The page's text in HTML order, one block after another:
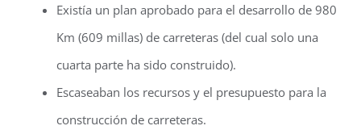
Existía un plan aprobado para el desarrollo de 980
Km (609 millas) de carreteras (del cual solo una
cuarta parte ha sido construido).
Escaseaban los recursos y el presupuesto para la
construcción de carreteras.